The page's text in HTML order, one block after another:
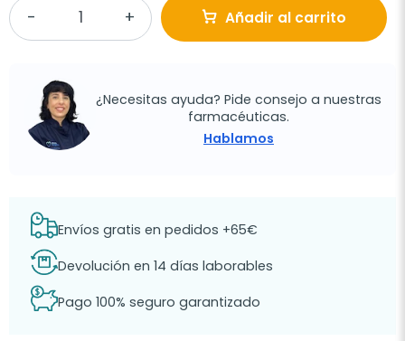
Añadir al carrito
¿Necesitas ayuda? Pide consejo a nuestras
farmacéuticas.
Hablamos
Envíos gratis en pedidos +65€
Devolución en 14 días laborables
Pago 100% seguro garantizado